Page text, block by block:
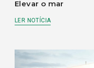
Elevar o mar
LER NOTÍCIA